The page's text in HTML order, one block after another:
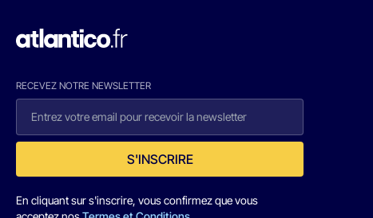
RECEVEZ NOTRE NEWSLETTER
S'INSCRIRE
En cliquant sur s'inscrire, vous confirmez que vous